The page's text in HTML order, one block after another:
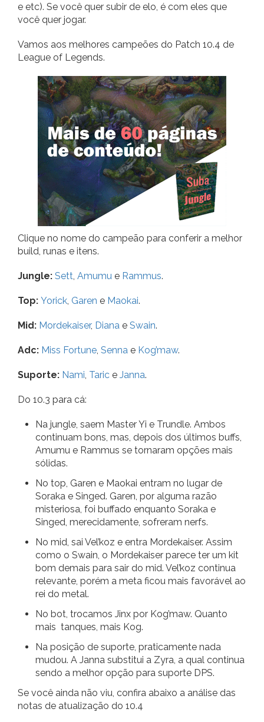
e etc). Se você quer subir de elo, é com eles que
você quer jogar.
Vamos aos melhores campeões do Patch 10.4 de
League of Legends.
Clique no nome do campeão para conferir a melhor
build, runas e itens.
Jungle: Sett, Amumu e Rammus.
Top: Yorick, Garen e Maokai.
Mid: Mordekaiser, Diana e Swain.
Adc: Miss Fortune, Senna e Kog’maw.
Suporte: Nami, Taric e Janna.
Do 10.3 para cá:
Na jungle, saem Master Yi e Trundle. Ambos
continuam bons, mas, depois dos últimos buffs,
Amumu e Rammus se tornaram opções mais
sólidas.
No top, Garen e Maokai entram no lugar de
Soraka e Singed. Garen, por alguma razão
misteriosa, foi buffado enquanto Soraka e
Singed, merecidamente, sofreram nerfs.
No mid, sai Vel’koz e entra Mordekaiser. Assim
como o Swain, o Mordekaiser parece ter um kit
bom demais para sair do mid. Vel’koz continua
relevante, porém a meta ficou mais favorável ao
rei do metal.
No bot, trocamos Jinx por Kog’maw. Quanto
mais tanques, mais Kog.
Na posição de suporte, praticamente nada
mudou. A Janna substitui a Zyra, a qual continua
sendo a melhor opção para suporte DPS.
Se você ainda não viu, confira abaixo a análise das
notas de atualização do 10.4